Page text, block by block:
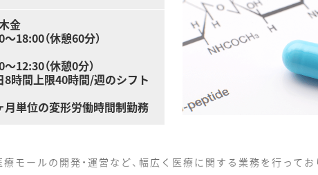
金
18:00（休憩60分）
12:30（休憩0分）
時間上限40時間/週のシフト
単位の変形労働時間制勤務
モールの開発・運営など、幅広く医療に関する業務を行ってお